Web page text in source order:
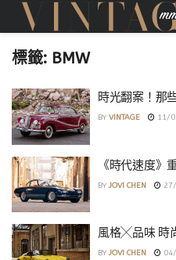
標籤: BMW
時光翻案！那
BY VINTAGE 11/
《時代速度》
BY JOVI CHEN
風格╳品味 時
BY JOVI CHEN